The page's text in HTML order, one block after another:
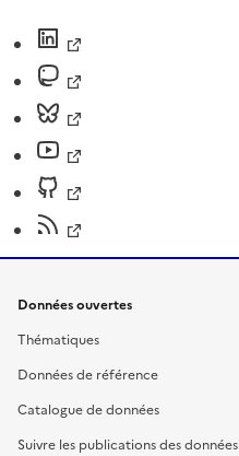
Données ouvertes
Thématiques
Données de référence
Catalogue de données
Suivre les publications des données